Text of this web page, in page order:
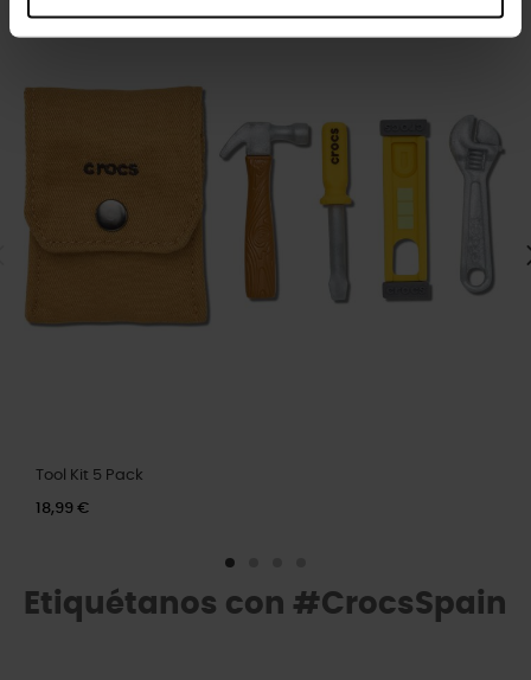
Tool Kit 5 Pack
18,99 €
Etiquétanos con #CrocsSpain